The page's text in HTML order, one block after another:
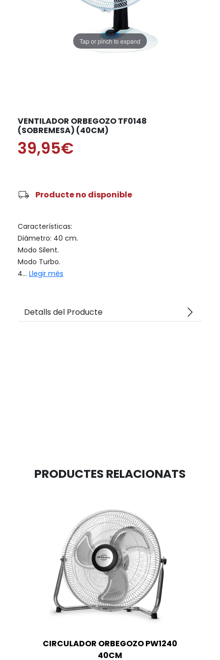
Tap or pinch to expand
VENTILADOR ORBEGOZO TF0148
(SOBREMESA) (40CM)
39,95€
local_shipping Producte no disponible
Características:
Diámetro: 40 cm.
Modo Silent.
Modo Turbo.
4... Llegir més
Detalls del Producte arrow_forward_ios
PRODUCTES RELACIONATS
CIRCULADOR ORBEGOZO PW1240
40CM